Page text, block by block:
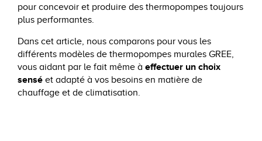
pour concevoir et produire des thermopompes toujours
plus performantes.
Dans cet article, nous comparons pour vous les
différents modèles de thermopompes murales GREE,
vous aidant par le fait même à effectuer un choix
sensé et adapté à vos besoins en matière de
chauffage et de climatisation.